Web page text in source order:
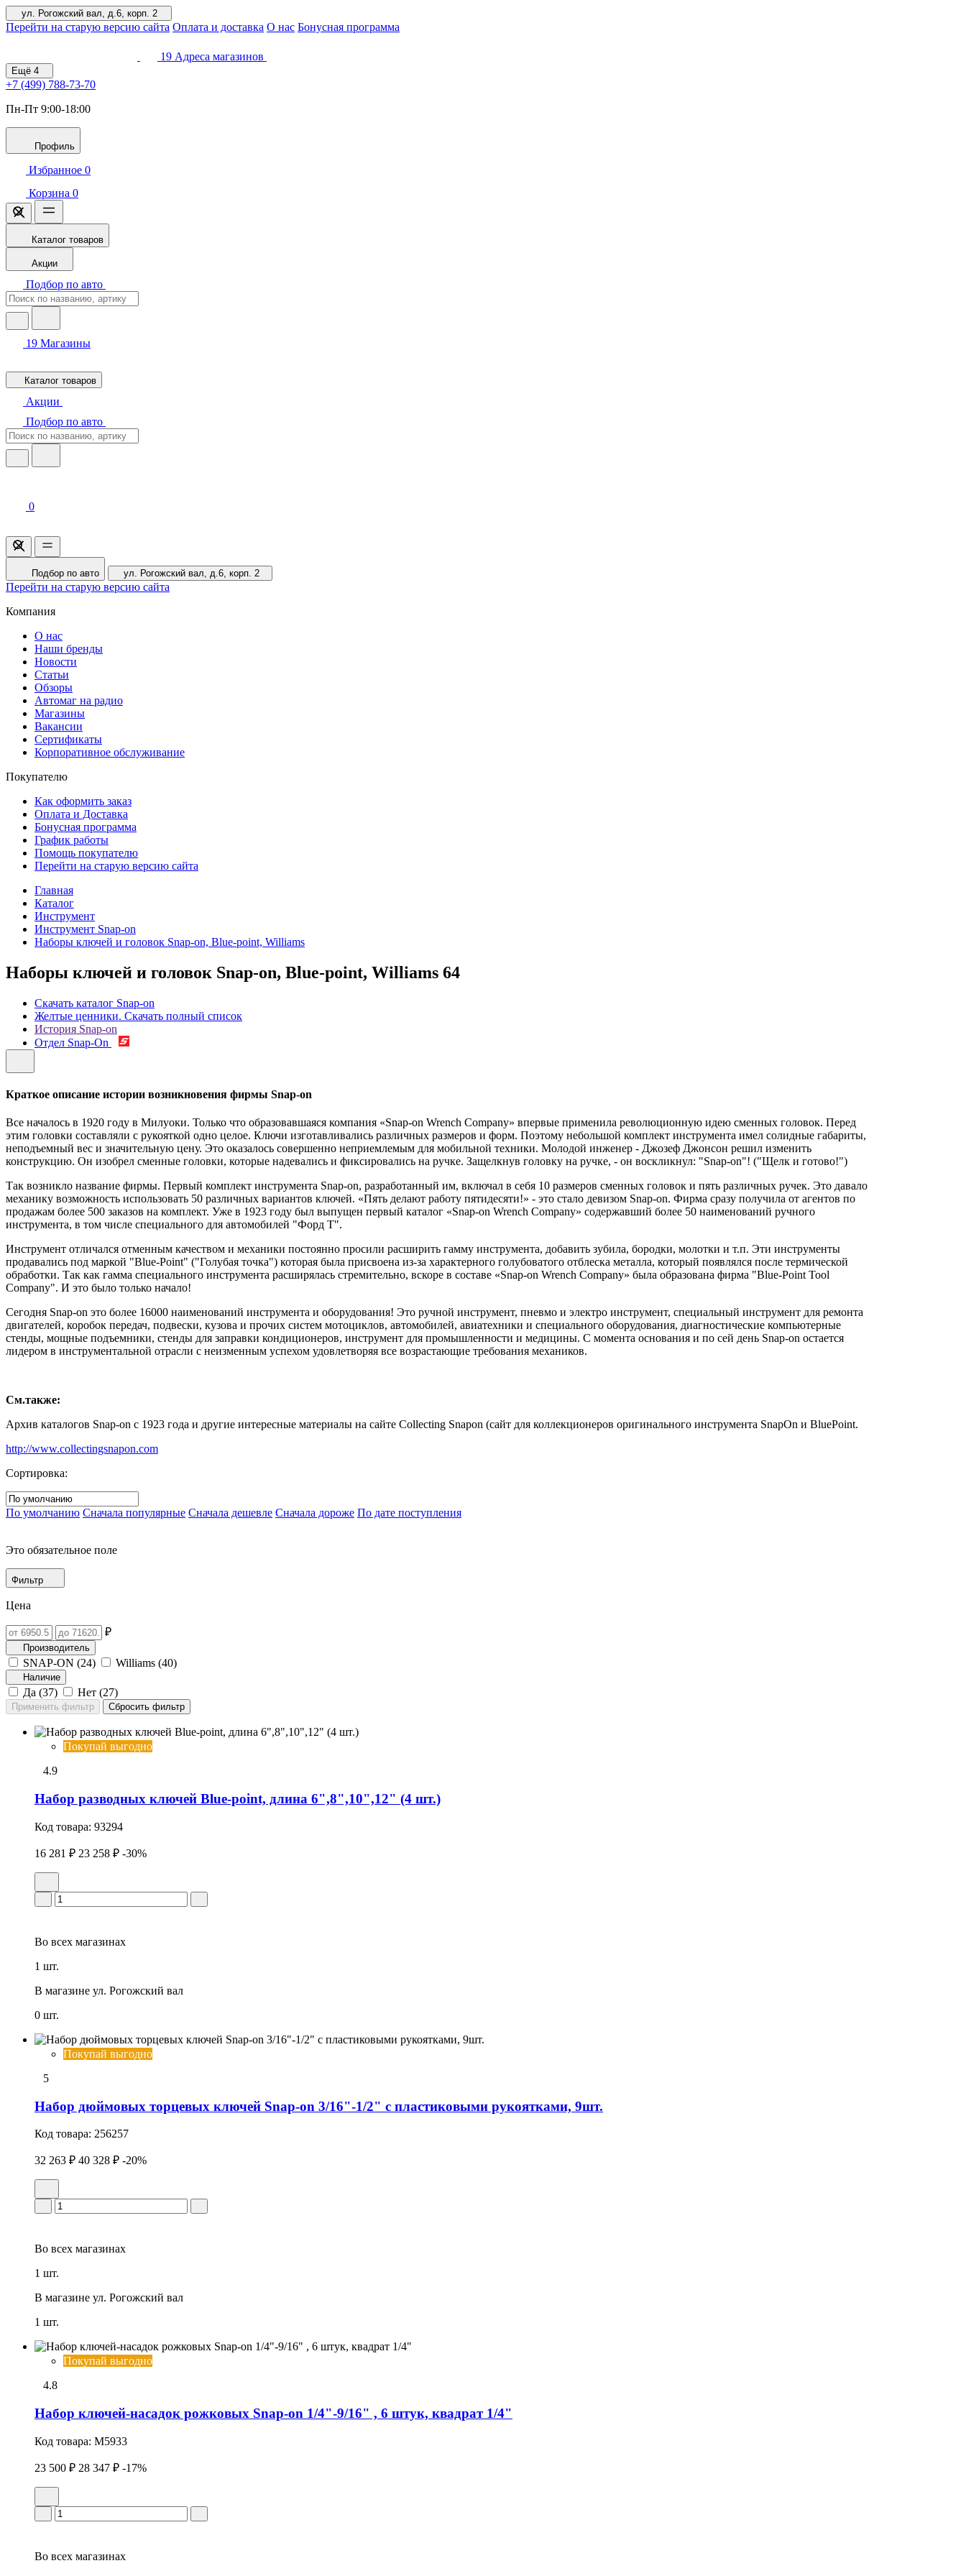
ул. Рогожский вал, д.6, корп. 2
Перейти на старую версию сайта Оплата и доставка О нас Бонусная программа
19 Адреса магазинов
Ещё 4
+7 (499) 788-73-70
Пн-Пт 9:00-18:00
Профиль
Избранное 0
Корзина 0
Каталог товаров
Акции
Подбор по авто
19 Магазины
Каталог товаров
Акции
Подбор по авто
0
Подбор по авто ул. Рогожский вал, д.6, корп. 2
Перейти на старую версию сайта
Компания
О нас
Наши бренды
Новости
Статьи
Обзоры
Автомаг на радио
Магазины
Вакансии
Сертификаты
Корпоративное обслуживание
Покупателю
Как оформить заказ
Оплата и Доставка
Бонусная программа
График работы
Помощь покупателю
Перейти на старую версию сайта
Главная
Каталог
Инструмент
Инструмент Snap-on
Наборы ключей и головок Snap-on, Blue-point, Williams
Наборы ключей и головок Snap-on, Blue-point, Williams 64
Скачать каталог Snap-on
Желтые ценники. Скачать полный список
История Snap-on
Отдел Snap-On
Краткое описание истории возникновения фирмы Snap-on
Все началось в 1920 году в Милуоки. Только что образовавшаяся компания «Snap-on Wrench Company» впервые применила революционную идею сменных головок. Перед
этим головки составляли с рукояткой одно целое. Ключи изготавливались различных размеров и форм. Поэтому небольшой комплект инструмента имел солидные габариты,
неподъемный вес и значительную цену. Это оказалось совершенно неприемлемым для мобильной техники. Молодой инженер - Джозеф Джонсон решил изменить
конструкцию. Он изобрел сменные головки, которые надевались и фиксировались на ручке. Защелкнув головку на ручке, - он воскликнул: "Snap-on"! ("Щелк и готово!")
Так возникло название фирмы. Первый комплект инструмента Snap-on, разработанный им, включал в себя 10 размеров сменных головок и пять различных ручек. Это давало
механику возможность использовать 50 различных вариантов ключей. «Пять делают работу пятидесяти!» - это стало девизом Snap-on. Фирма сразу получила от агентов по
продажам более 500 заказов на комплект. Уже в 1923 году был выпущен первый каталог «Snap-on Wrench Company» содержавший более 50 наименований ручного
инструмента, в том числе специального для автомобилей "Форд Т".
Инструмент отличался отменным качеством и механики постоянно просили расширить гамму инструмента, добавить зубила, бородки, молотки и т.п. Эти инструменты
продавались под маркой "Blue-Point" ("Голубая точка") которая была присвоена из-за характерного голубоватого отблеска металла, который появлялся после термической
обработки. Так как гамма специального инструмента расширялась стремительно, вскоре в составе «Snap-on Wrench Company» была образована фирма "Blue-Point Tool
Company". И это было только начало!
Сегодня Snap-on это более 16000 наименований инструмента и оборудования! Это ручной инструмент, пневмо и электро инструмент, специальный инструмент для ремонта
двигателей, коробок передач, подвески, кузова и прочих систем мотоциклов, автомобилей, авиатехники и специального оборудования, диагностические компьютерные
стенды, мощные подъемники, стенды для заправки кондиционеров, инструмент для промышленности и медицины. С момента основания и по сей день Snap-on остается
лидером в инструментальной отрасли с неизменным успехом удовлетворяя все возрастающие требования механиков.
См.также:
Архив каталогов Snap-on с 1923 года и другие интересные материалы на сайте Collecting Snapon (сайт для коллекционеров оригинального инструмента SnapOn и BluePoint.
http://www.collectingsnapon.com
Сортировка:
По умолчанию Сначала популярные Сначала дешевле Сначала дороже По дате поступления
Это обязательное поле
Фильтр
Цена
₽
Производитель
SNAP-ON (24) Williams (40)
Наличие
Да (37) Нет (27)
Покупай выгодно
4.9
Набор разводных ключей Blue-point, длина 6",8",10",12" (4 шт.)
Код товара: 93294
16 281 ₽ 23 258 ₽ -30%
Во всех магазинах
1 шт.
В магазине ул. Рогожский вал
0 шт.
Покупай выгодно
5
Набор дюймовых торцевых ключей Snap-on 3/16"-1/2" с пластиковыми рукоятками, 9шт.
Код товара: 256257
32 263 ₽ 40 328 ₽ -20%
Во всех магазинах
1 шт.
В магазине ул. Рогожский вал
1 шт.
Покупай выгодно
4.8
Набор ключей-насадок рожковых Snap-on 1/4"-9/16" , 6 штук, квадрат 1/4"
Код товара: M5933
23 500 ₽ 28 347 ₽ -17%
Во всех магазинах